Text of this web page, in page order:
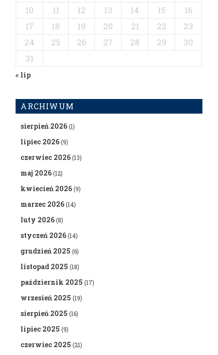
10
11 12 13 14 15
16
17
18 19 20 21 22
23
24
25 26 27 28 29
30
31
« lip
ARCHIWUM
sierpień 2026(1)
lipiec 2026(9)
czerwiec 2026(13)
maj 2026(12)
kwiecień 2026(9)
marzec 2026(14)
luty 2026(8)
styczeń 2026(14)
grudzień 2025 (6)
listopad 2025 (18)
październik 2025 (17)
wrzesień 2025 (19)
sierpień 2025 (16)
lipiec 2025 (9)
czerwiec 2025 (21)